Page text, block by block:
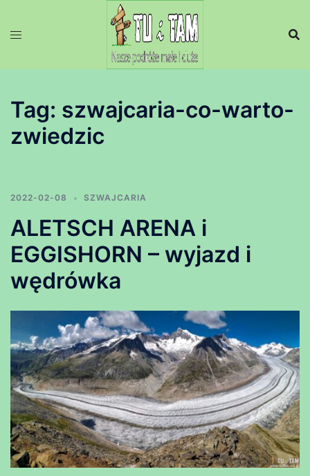
Tag: szwajcaria-co-warto-
zwiedzic
2022-02-08 SZWAJCARIA
ALETSCH ARENA i
EGGISHORN – wyjazd i
wędrówka